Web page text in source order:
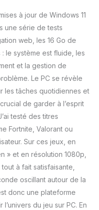
à jour de Windows 11
une série de tests
web, les 16 Go de
le système est fluide, les
et la gestion de
Le PC se révèle
les tâches quotidiennes et
de garder à l’esprit
testé des titres
Fortnite, Valorant ou
Sur ces jeux, en
» et en résolution 1080p,
à fait satisfaisante,
oscillant autour de la
donc une plateforme
du jeu sur PC. En